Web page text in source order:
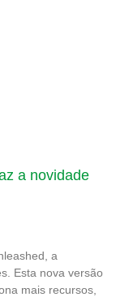
a novidade
a
Esta nova versão
mais recursos,